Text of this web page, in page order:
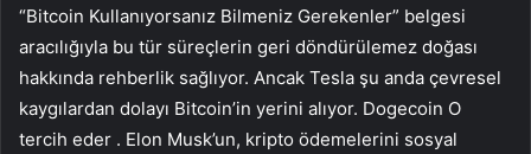
“Bitcoin Kullanıyorsanız Bilmeniz Gerekenler” belgesi
aracılığıyla bu tür süreçlerin geri döndürülemez doğası
hakkında rehberlik sağlıyor. Ancak Tesla şu anda çevresel
kaygılardan dolayı Bitcoin’in yerini alıyor. Dogecoin O
tercih eder . Elon Musk’un, kripto ödemelerini sosyal